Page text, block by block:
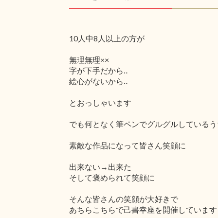
10人中8人以上の方が
無理無理××
字が下手だから‥
絵心がないから‥
とおっしゃいます
でも何となく筆ペンでグルグルしている
素敵な作品になって皆さん笑顔に
出来ない→出来た
そして褒められて笑顔に
そんな皆さんの笑顔が大好きで
あちらこちらで己書幸座を開催しています